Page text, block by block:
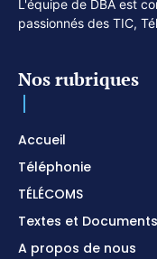
L'équipe de DBA est
passionnés des TIC,
Nos rubriques
Accueil
Téléphonie
TÉLÉCOMS
Textes et Documents
A propos de nous